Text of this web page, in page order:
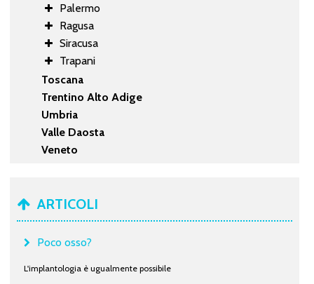
Palermo
Ragusa
Siracusa
Trapani
Toscana
Trentino Alto Adige
Umbria
Valle Daosta
Veneto
ARTICOLI
Poco osso?
L'implantologia è ugualmente possibile